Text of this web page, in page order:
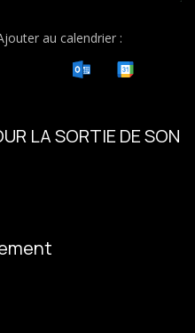
au calendrier :
LA SORTIE DE SON